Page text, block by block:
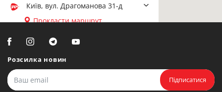
Київ, вул. Драгоманова 31-д
Прокласти маршрут
Біла Церква, вул. Ярослава
Мудрого, 20, офіс 108
Розсилка новин
Підписатися